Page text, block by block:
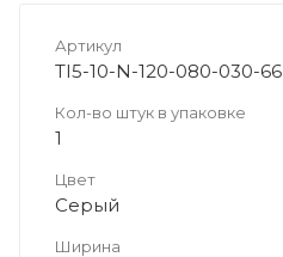
Артикул
TI5-10-N-120-080-030-66
Кол-во штук в упаковке
1
Цвет
Серый
Ширина